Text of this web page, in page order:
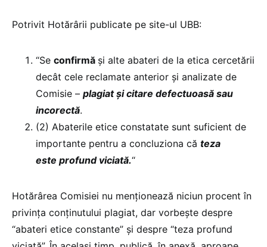
Potrivit Hotărârii publicate pe site-ul UBB:
“Se confirmă și alte abateri de la etica cercetării
decât cele reclamate anterior și analizate de
Comisie – plagiat și citare defectuoasă sau
incorectă.
(2) Abaterile etice constatate sunt suficient de
importante pentru a concluziona că teza
este profund viciată.“
Hotărârea Comisiei nu menționează niciun procent în
privința conținutului plagiat, dar vorbește despre
“abateri etice constante” și despre “teza profund